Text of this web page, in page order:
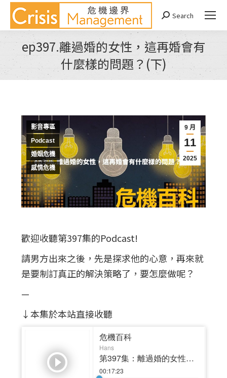
Search:
Search
ep397.離過婚的女性，這再婚會有
什麼樣的問題？(下)
You are here:
9 月
11
2025
影音專區
Podcast
婚姻危機
感情危機
歡迎收聽第397集的Podcast!
請男方出來之後，先是探求他的心意，再來就
是要制訂真正的解決策略了，要怎麼做呢？
—
↓本集於本站直接收聽